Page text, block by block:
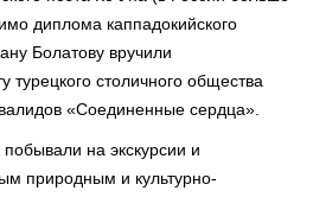
диплома каппадокийского
Болатову вручили
турецкого столичного общества
«Соединенные сердца».
на экскурсии и
природным и культурно-